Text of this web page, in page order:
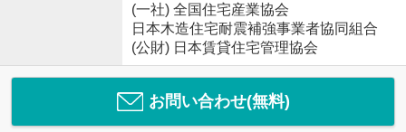
(一社) 全国住宅産業協会
日本木造住宅耐震補強事業者協同組合
(公財) 日本賃貸住宅管理協会
お問い合わせ(無料)